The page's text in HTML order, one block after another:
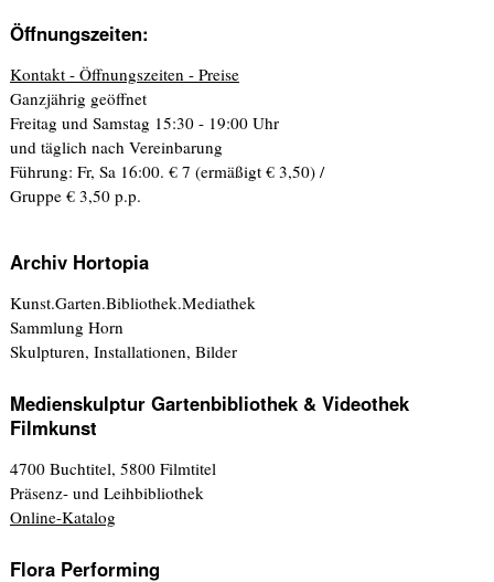
Öffnungszeiten:
Kontakt - Öffnungszeiten - Preise
Ganzjährig geöffnet
Freitag und Samstag 15:30 - 19:00 Uhr
und täglich nach Vereinbarung
Führung: Fr, Sa 16:00. € 7 (ermäßigt € 3,50) /
Gruppe € 3,50 p.p.
Archiv Hortopia
Kunst.Garten.Bibliothek.Mediathek
Sammlung Horn
Skulpturen, Installationen, Bilder
Medienskulptur Gartenbibliothek & Videothek
Filmkunst
4700 Buchtitel, 5800 Filmtitel
Präsenz- und Leihbibliothek
Online-Katalog
Flora Performing